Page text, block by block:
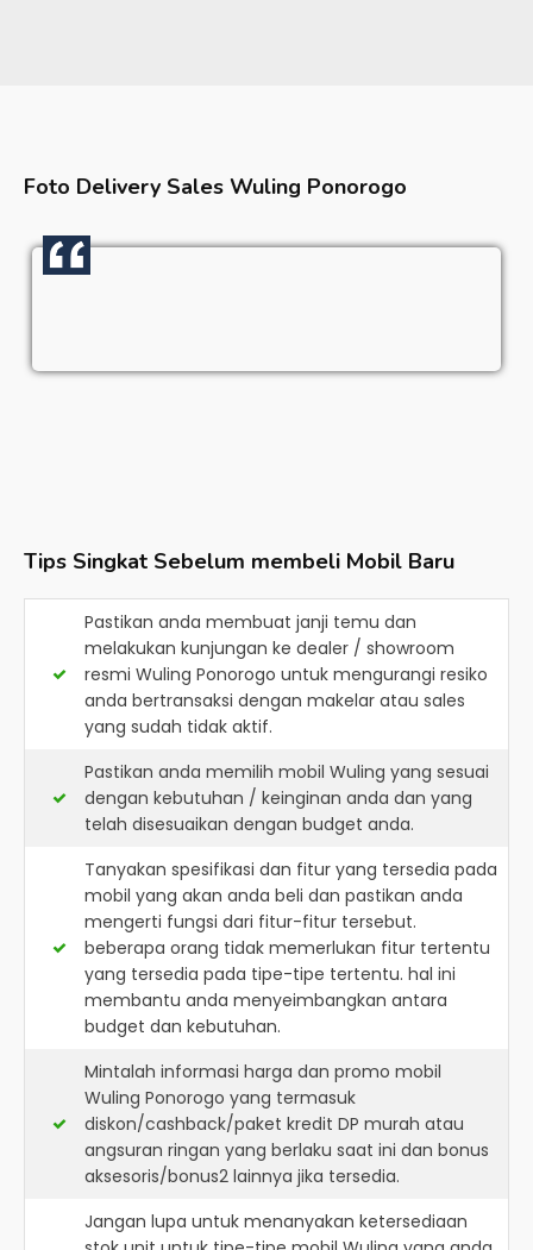
Foto Delivery Sales Wuling Ponorogo
Tips Singkat Sebelum membeli Mobil Baru
Pastikan anda membuat janji temu dan
melakukan kunjungan ke dealer / showroom
resmi Wuling Ponorogo untuk mengurangi resiko
anda bertransaksi dengan makelar atau sales
yang sudah tidak aktif.
Pastikan anda memilih mobil Wuling yang sesuai
dengan kebutuhan / keinginan anda dan yang
telah disesuaikan dengan budget anda.
Tanyakan spesifikasi dan fitur yang tersedia pada
mobil yang akan anda beli dan pastikan anda
mengerti fungsi dari fitur-fitur tersebut.
beberapa orang tidak memerlukan fitur tertentu
yang tersedia pada tipe-tipe tertentu. hal ini
membantu anda menyeimbangkan antara
budget dan kebutuhan.
Mintalah informasi harga dan promo mobil
Wuling Ponorogo yang termasuk
diskon/cashback/paket kredit DP murah atau
angsuran ringan yang berlaku saat ini dan bonus
aksesoris/bonus2 lainnya jika tersedia.
Jangan lupa untuk menanyakan ketersediaan